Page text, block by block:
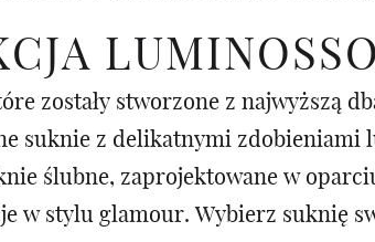
LUMINOSSO
zostały stworzone z najwyższą
suknie z delikatnymi zdobieniami
ślubne, zaprojektowane w
w stylu glamour. Wybierz suknię